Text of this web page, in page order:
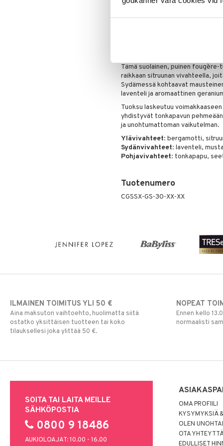
Mies ICONIC BLUE -tuoksun
vapauden tunteen, kun
Tämä suolainen, puinen
raikkaan sitruunan vivahteella,
Sydämessä kohtaavat
laventeli ja aromaattinen
Tuoksu laskeutuu
yhdistyvät tonkapavun
ja unohtumattoman vaikutelman.
Ylävivahteet: bergamotti,
Sydänvivahteet: laventeli,
Pohjavivahteet: tonkapapu,
Tuotenumero
CGSSX-GS-30-XX-XX
ILMAINEN TOIMITUS YLI 50 €
Aina maksuton vaihtoehto, huolimatta siitä
ostatko yksittäisen tuotteen tai koko
tilauksellesi joka ylittää 50 €.
NOPEAT
Ennen kello
normaalisti
SOITA TAI LAITA MEILLE
SÄHKÖPOSTIA
0800 9 18486
AUKIOLOAJAT: 10.00 - 16.00
OMA PROFIILI
KYSYMYKSIÄ
OLEN
OTA
EDULLISET